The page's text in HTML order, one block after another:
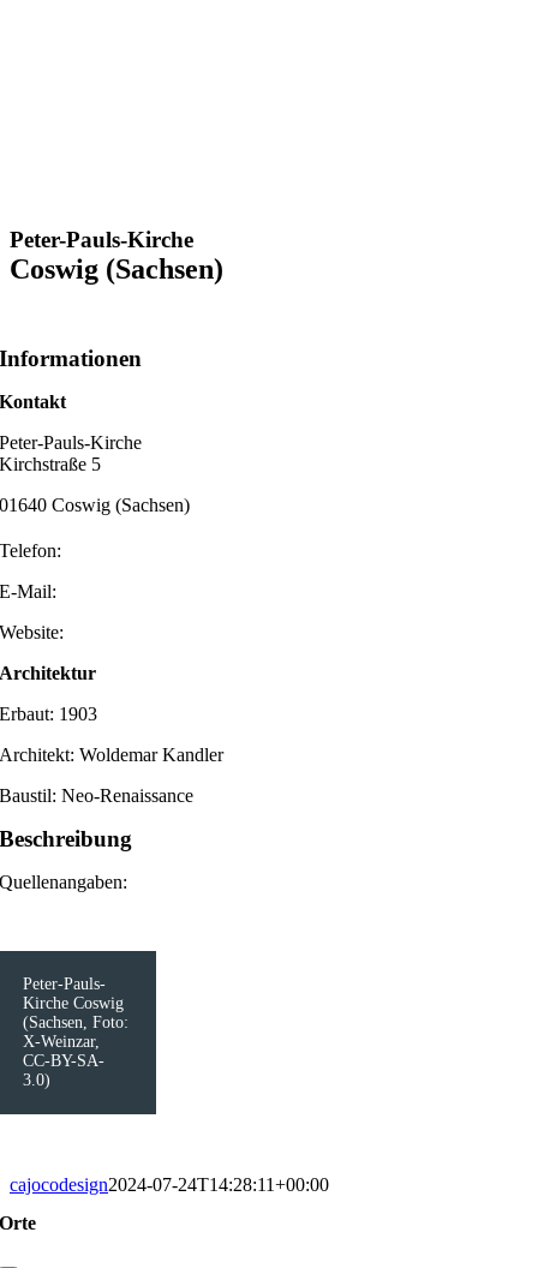
Peter-Pauls-Kirche
Coswig (Sachsen)
Informationen
Kontakt
Peter-Pauls-Kirche
Kirchstraße 5
01640 Coswig (Sachsen)
Telefon:
E-Mail:
Website:
Architektur
Erbaut: 1903
Architekt: Woldemar Kandler
Baustil: Neo-Renaissance
Beschreibung
Quellenangaben:
Peter-Pauls-
Kirche Coswig
(Sachsen, Foto:
X-Weinzar,
CC-BY-SA-
3.0)
cajocodesign2024-07-24T14:28:11+00:00
Orte